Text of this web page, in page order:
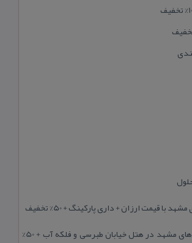
با قیمت ارزان + داری پارکینگ + 50% تخفیف
لیست هتل آپارتمان های مشهد در هتل خیابان طبرسی و فلکه آب + 50%